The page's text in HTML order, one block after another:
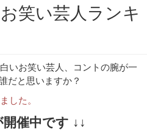
笑い芸人ランキ
いお笑い芸人、コントの腕が一
だと思いますか？
した。
催中です ↓↓